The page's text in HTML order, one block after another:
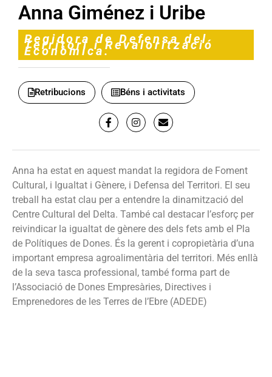
Anna Giménez i Uribe
Regidora de Defensa del
Territori i Revalorització
Econòmica.
Retribucions Béns i activitats
Anna ha estat en aquest mandat la regidora de Foment
Cultural, i Igualtat i Gènere, i Defensa del Territori. El seu
treball ha estat clau per a entendre la dinamització del
Centre Cultural del Delta. També cal destacar l’esforç per
reivindicar la igualtat de gènere des dels fets amb el Pla
de Polítiques de Dones. És la gerent i copropietària d’una
important empresa agroalimentària del territori. Més enllà
de la seva tasca professional, també forma part de
l’Associació de Dones Empresàries, Directives i
Emprenedores de les Terres de l’Ebre (ADEDE)